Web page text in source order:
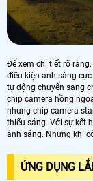
Để xem chi tiết rõ
điều kiện ánh sáng
tự động chuyển sang
chịp camera hồng
nhưng chip camera
thiếu sáng. Với sự kết
ánh sáng. Nhưng khi
ỨNG DỤNG